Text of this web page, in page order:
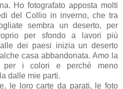
Ho fotografato apposta molti
del Collio in inverno, che tra
sembra un deserto, per
per sfondo a lavori più
dei paesi inizia un deserto
casa abbandonata. Amo la
per i colori e perché meno
dalle mie parti.
le loro carte da parati, le foto